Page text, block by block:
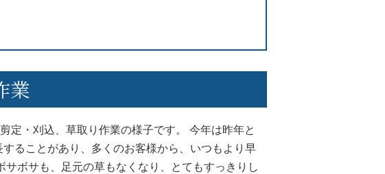
業
定・刈込、草取り作業の様子です。 今年は昨年と
ることがあり、多くのお客様から、いつもより早
サボサも、足元の草もなくなり、とてもすっきりし